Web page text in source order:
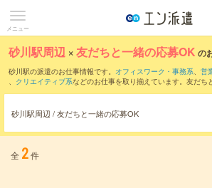
メニュー
砂川駅周辺 ×友だちと一緒の応募OK の
砂川駅の派遣のお仕事情報です。 オフィスワーク・事務系、 営
、 クリエイティブ系などのお仕事を取り揃えています。友だち
砂川駅周辺 / 友だちと一緒の応募OK
全 2件